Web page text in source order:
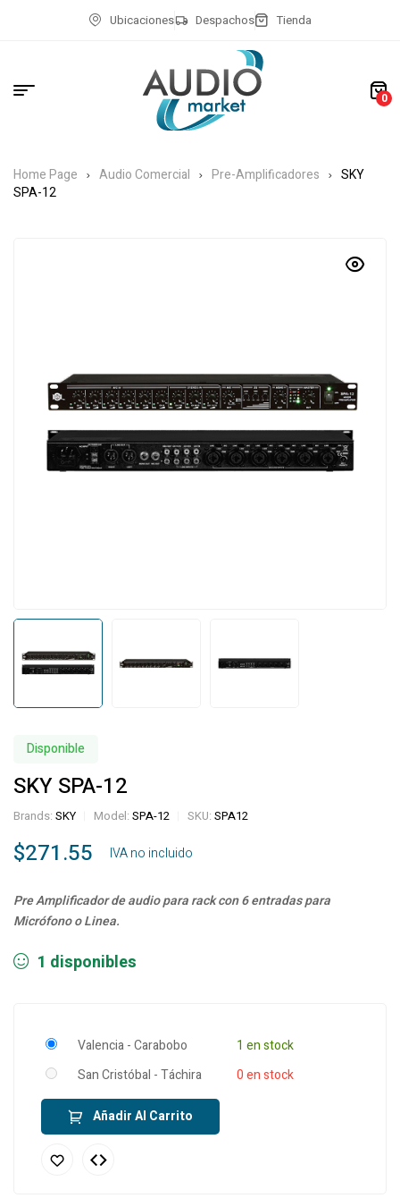
Ubicaciones Despachos Tienda
0
Home Page Audio Comercial Pre-Amplificadores
SKY
SPA-12
Disponible
SKY SPA-12
Brands: SKY Model: SPA-12 SKU: SPA12
$271.55 ‎ ‎ ‎ IVA no incluido
Pre Amplificador de audio para rack con 6 entradas para
Micrófono o Linea.
1 disponibles
Valencia - Carabobo
1 en stock
San Cristóbal - Táchira
0 en stock
Añadir Al Carrito